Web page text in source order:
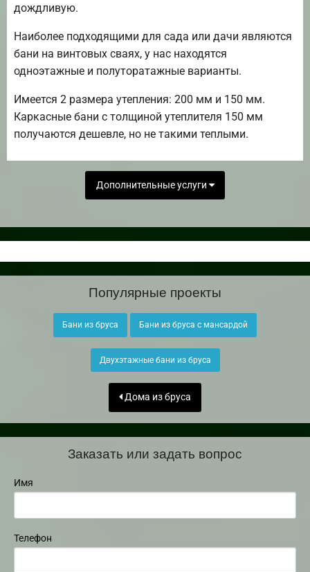
дождливую.
Наиболее подходящими для сада или дачи являются
бани на винтовых сваях, у нас находятся
одноэтажные и полуторатажные варианты.
Имеется 2 размера утепления: 200 мм и 150 мм.
Каркасные бани с толщиной утеплителя 150 мм
получаются дешевле, но не такими теплыми.
Дополнительные услуги
Популярные проекты
Бани из бруса Бани из бруса с мансардой
Двухэтажные бани из бруса
Дома из бруса
Заказать или задать вопрос
Имя
Телефон